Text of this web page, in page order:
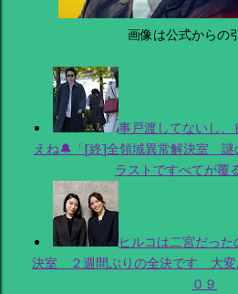
画像は公式からの
事戸渡してないし、
えね🔔「[終]全領域異常解決室
ラストですべてが
ヒルコは二宮だっ
決室 ２週間ぶりの全決です 大
０９